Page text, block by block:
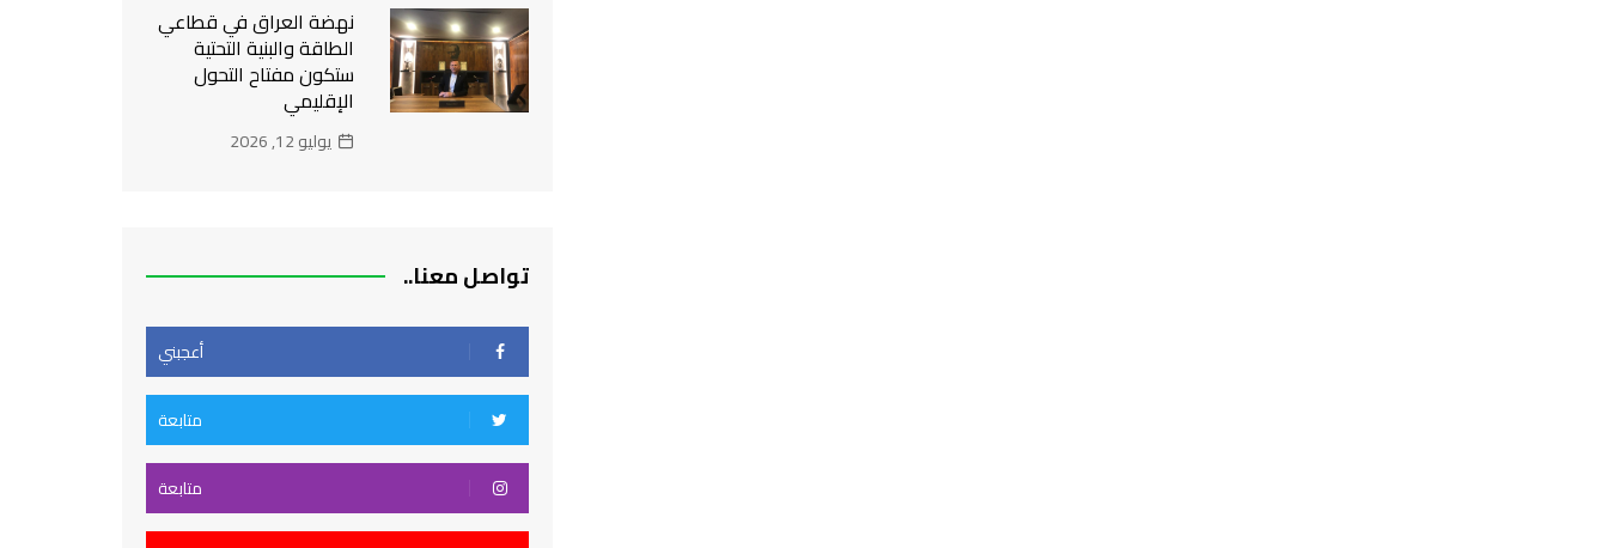
نهضة العراق في قطاعي
الطاقة والبنية التحتية
ستكون مفتاح التحول
الإقليمي
يوليو 12, 2026
تواصل معنا..
أعجبني
متابعة
متابعة